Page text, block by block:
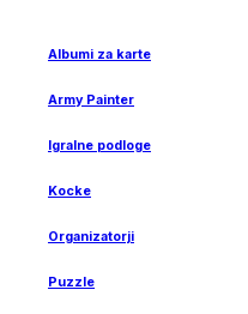
Albumi za karte
Army Painter
Igralne podloge
Kocke
Organizatorji
Puzzle